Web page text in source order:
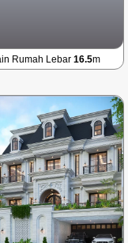
Rumah Lebar 16.5m